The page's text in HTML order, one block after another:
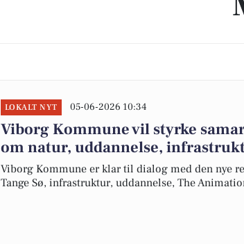
LOKALT NYT 05-06-2026 10:34
Viborg Kommune vil styrke
om natur, uddannelse,
Viborg Kommune er klar til dialog med den nye
Tange Sø, infrastruktur, uddannelse, The